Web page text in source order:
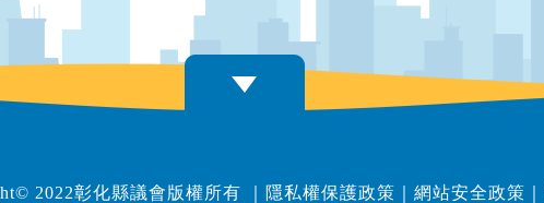
2022彰化縣議會版權所有 隱私權保護政策 網站安全政策